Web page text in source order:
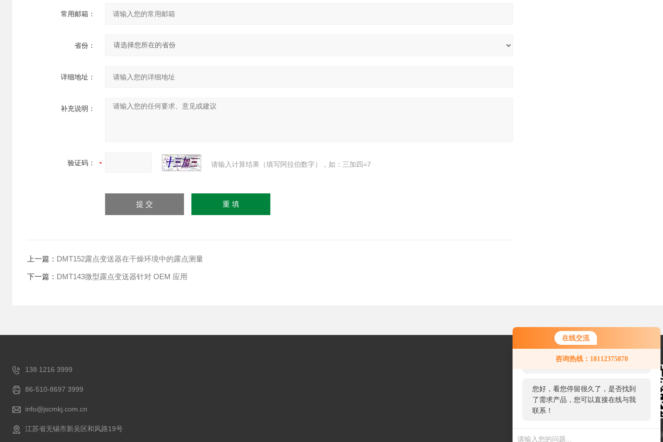
在线交流
咨询热线：18112375870
服务，请问您要咨询什么问题呢？
您好，看您停留很久了，是否找到
了需求产品，您可以直接在线与我
联系！
常用邮箱：
省份：
详细地址：
补充说明：
验证码： 请输入计算结果（填写阿拉伯数字），如：三加四=7
上一篇： DMT152露点变送器在干燥环境中的露点测量
下一篇： DMT143微型露点变送器针对 OEM 应用
138 1216 3999
86-510-8697 3999
info@jscmkj.com.cn
江苏省无锡市新吴区和风路19号
扫一扫联系我们